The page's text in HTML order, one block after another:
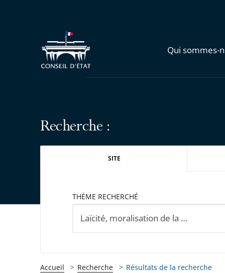
Qui sommes-
Recherche :
SITE
THÈME RECHERCHÉ
Accueil Recherche Résultats de la recherche